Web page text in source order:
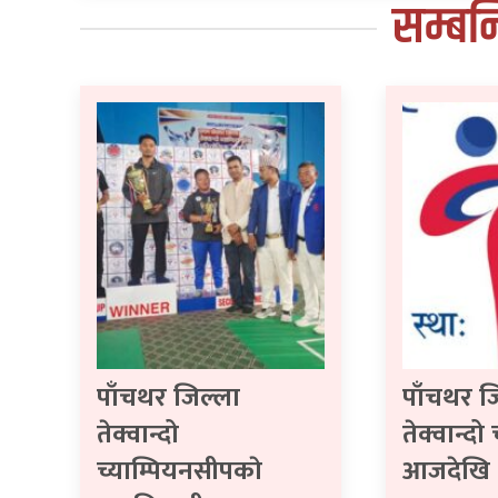
पाँचथर जिल्ला
तेक्वान्दो
च्याम्पियनसीपकाे
पाँचथर
आजदेखि